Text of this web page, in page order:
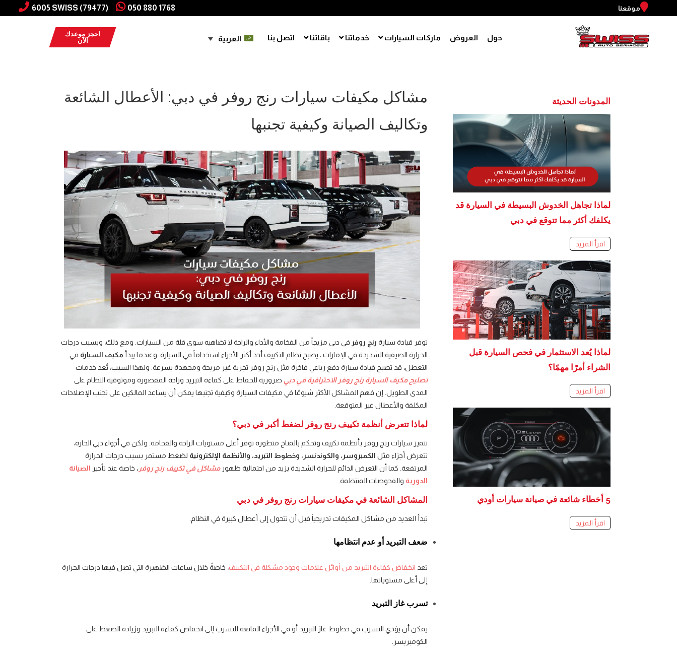
6005 SWISS (79477) 050 880 1768 موقعنا
حول العروض ماركات السيارات خدماتنا باقاتنا اتصل بنا العربية
احجز موعدك
الآن
مشاكل مكيفات سيارات رنج روفر في دبي: الأعطال الشائعة
وتكاليف الصيانة وكيفية تجنبها
توفر قيادة سيارة رنج روفر في دبي مزيجاً من الفخامة والأداء والراحة لا تضاهيه سوى قلة من السيارات. ومع ذلك، وبسبب درجات
الحرارة الصيفية الشديدة في الإمارات ، يصبح نظام التكييف أحد أكثر الأجزاء استخداماً في السيارة. وعندما يبدأ مكيف السيارة في
التعطل، قد تصبح قيادة سيارة دفع رباعي فاخرة مثل رنج روفر تجربة غير مريحة ومجهدة بسرعة. ولهذا السبب، تُعد خدمات
تصليح مكيف السيارة رنج روفر الاحترافية في دبي ضرورية للحفاظ على كفاءة التبريد وراحة المقصورة وموثوقية النظام على
المدى الطويل. إن فهم المشاكل الأكثر شيوعًا في مكيفات السيارة وكيفية تجنبها يمكن أن يساعد المالكين على تجنب الإصلاحات
المكلفة والأعطال غير المتوقعة.
لماذا تتعرض أنظمة تكييف رنج روفر لضغط أكبر في دبي؟
تتميز سيارات رنج روفر بأنظمة تكييف وتحكم بالمناخ متطورة توفر أعلى مستويات الراحة والفخامة. ولكن في أجواء دبي الحارة،
تتعرض أجزاء مثل الكمبروسر، والكوندنسر، وخطوط التبريد، والأنظمة الإلكترونية لضغط مستمر بسبب درجات الحرارة
المرتفعة. كما أن التعرض الدائم للحرارة الشديدة يزيد من احتمالية ظهورمشاكل في تكييف رنج روفر، خاصة عند تأخير الصيانة
الدورية والفحوصات المنتظمة.
المشاكل الشائعة في مكيفات سيارات رنج روفر في دبي
تبدأ العديد من مشاكل المكيفات تدريجياً قبل أن تتحول إلى أعطال كبيرة في النظام.
ضعف التبريد أو عدم انتظامها
تعد انخفاض كفاءة التبريد من أوائل علامات وجود مشكلة في التكييف، خاصةً خلال ساعات الظهيرة التي تصل فيها درجات الحرارة
إلى أعلى مستوياتها.
تسرب غاز التبريد
يمكن أن يؤدي التسرب في خطوط غاز التبريد أو في الأجزاء المانعة للتسرب إلى انخفاض كفاءة التبريد وزيادة الضغط على
الكومبريسر.
المدونات الحديثة
لماذا تجاهل الخدوش البسيطة في السيارة قد
يكلفك أكثر مما تتوقع في دبي
اقرأ المزيد
لماذا يُعد الاستثمار في فحص السيارة قبل
الشراء أمرًا مهمًا؟
اقرأ المزيد
5 أخطاء شائعة في صيانة سيارات أودي
اقرأ المزيد